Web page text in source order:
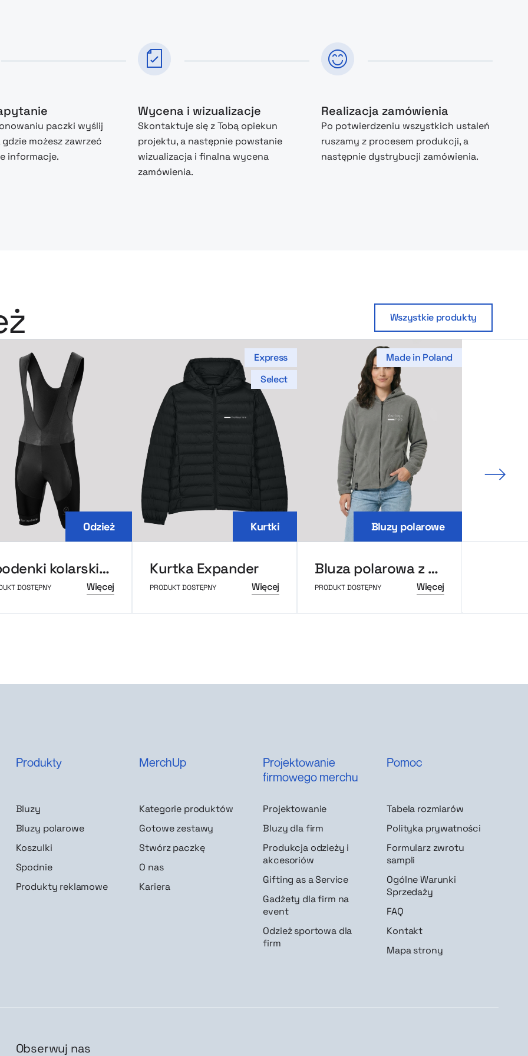
paczki wyślij
możesz zawrzeć
informacje.
Wycena i wizualizacje
Skontaktuje się z Tobą opiekun
projektu, a następnie powstanie
wizualizacja i finalna wycena
zamówienia.
Realizacja zamówienia
Po potwierdzeniu wszystkich ustaleń
ruszamy z procesem produkcji, a
następnie dystrybucji zamówienia.
Wszystkie produkty
Odzież
Spodenki kolarskie cadence
DOSTĘPNY Więcej
Express
Select
Kurtki
Kurtka Expander
PRODUKT DOSTĘPNY Więcej
Made in Poland
Bluzy polarowe
Bluza polarowa z kapturem MerchUp
PRODUKT DOSTĘPNY Więcej
Produkty
Bluzy
Bluzy polarowe
Koszulki
Spodnie
Produkty reklamowe
MerchUp
Kategorie produktów
Gotowe zestawy
Stwórz paczkę
O nas
Kariera
Projektowanie
firmowego merchu
Projektowanie
Bluzy dla firm
Produkcja odzieży i
akcesoriów
Gifting as a Service
Gadżety dla firm na
event
Odzież sportowa dla
firm
Pomoc
Tabela rozmiarów
Polityka prywatności
Formularz zwrotu
sampli
Ogólne Warunki
Sprzedaży
FAQ
Kontakt
Mapa strony
Obserwuj nas